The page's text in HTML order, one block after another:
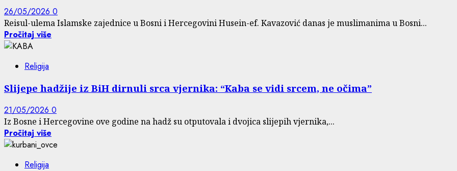
26/05/2026 0
Reisul-ulema Islamske zajednice u Bosni i Hercegovini Husein-ef. Kavazović danas je muslimanima u Bosni...
Pročitaj više
Religija
Slijepe hadžije iz BiH dirnuli srca vjernika: “Kaba se vidi srcem, ne očima”
21/05/2026 0
Iz Bosne i Hercegovine ove godine na hadž su otputovala i dvojica slijepih vjernika,...
Pročitaj više
Religija